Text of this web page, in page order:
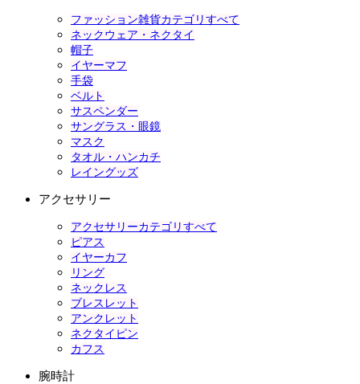
ファッション雑貨カテゴリすべて
ネックウェア・ネクタイ
帽子
イヤーマフ
手袋
ベルト
サスペンダー
サングラス・眼鏡
マスク
タオル・ハンカチ
レイングッズ
アクセサリー
アクセサリーカテゴリすべて
ピアス
イヤーカフ
リング
ネックレス
ブレスレット
アンクレット
ネクタイピン
カフス
腕時計